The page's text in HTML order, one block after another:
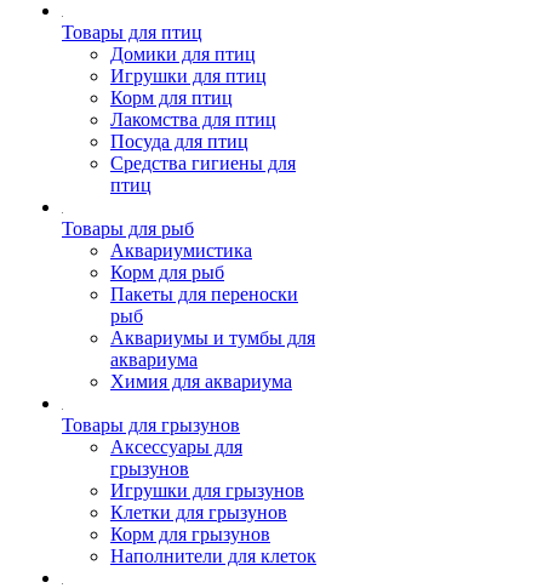
Товары для птиц
Домики для птиц
Игрушки для птиц
Корм для птиц
Лакомства для птиц
Посуда для птиц
Средства гигиены для
птиц
Товары для рыб
Аквариумистика
Корм для рыб
Пакеты для переноски
рыб
Аквариумы и тумбы для
аквариума
Химия для аквариума
Товары для грызунов
Аксессуары для
грызунов
Игрушки для грызунов
Клетки для грызунов
Корм для грызунов
Наполнители для клеток